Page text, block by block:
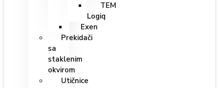
TEM
Logiq
Exen
Prekidači
sa
staklenim
okvirom
Utičnice